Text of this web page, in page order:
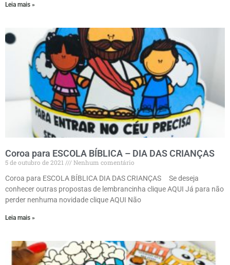
Leia mais »
Coroa para ESCOLA BÍBLICA – DIA DAS CRIANÇAS
5 de outubro de 2021
Nenhum comentário
Coroa para ESCOLA BÍBLICA DIA DAS CRIANÇAS Se deseja
conhecer outras propostas de lembrancinha clique AQUI Já para não
perder nenhuma novidade clique AQUI Não
Leia mais »